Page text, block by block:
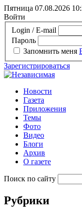
Пятница 07.08.2026
Войти
Login / E-mail
Пароль
Запомнить меня
Зарегистрироваться
Новости
Газета
Приложения
Темы
Фото
Видео
Блоги
Архив
О газете
Поиск по сайту
Рубрики